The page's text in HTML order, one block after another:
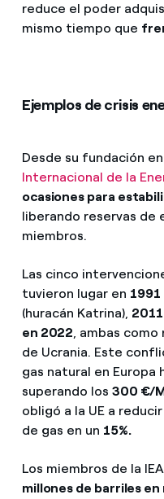
reduce el poder
mismo tiempo que
Ejemplos de crisis
Desde su fundación
Internacional de la
ocasiones para
liberando reservas de
miembros.
Las cinco
tuvieron lugar en 1991
(huracán Katrina), 2011
en 2022, ambas como
de Ucrania. Este
gas natural en Europa
superando los 300 €/
obligó a la UE a
de gas en un 15%.
Los miembros de la
millones de barriles